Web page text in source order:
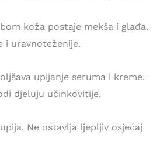
koža postaje mekša i glađa.
i uravnoteženije.
upijanje seruma i kreme.
djeluju učinkovitije.
Ne ostavlja ljepljiv osjećaj